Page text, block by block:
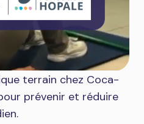
terrain chez Coca-
prévenir et réduire